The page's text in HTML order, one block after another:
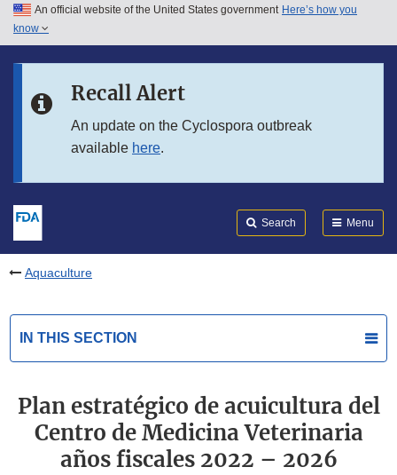
Skip to main content
Skip to in this section menu
An official website of the United States government Here’s how you
know
Recall Alert
An update on the Cyclospora outbreak
available here.
Search Menu
Aquaculture
IN THIS SECTION
Plan estratégico de acuicultura del
Centro de Medicina Veterinaria
años fiscales 2022 – 2026